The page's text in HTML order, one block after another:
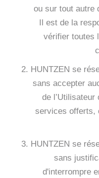
ou sur tout autre
Il est de la
vérifier toutes
HUNTZEN se
sans accepter
de
services offerts,
HUNTZEN se
sans
d'interrompre